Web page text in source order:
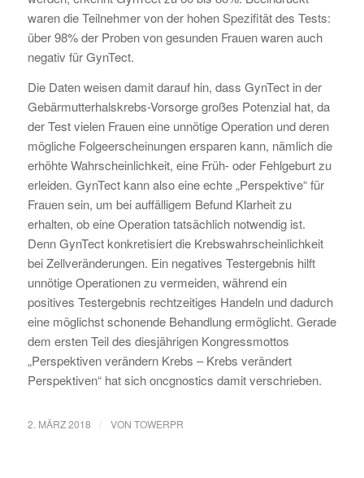
waren die Teilnehmer von der hohen Spezifität des Tests:
über 98% der Proben von gesunden Frauen waren auch
negativ für GynTect.
Die Daten weisen damit darauf hin, dass GynTect in der
Gebärmutterhalskrebs-Vorsorge großes Potenzial hat, da
der Test vielen Frauen eine unnötige Operation und deren
mögliche Folgeerscheinungen ersparen kann, nämlich die
erhöhte Wahrscheinlichkeit, eine Früh- oder Fehlgeburt zu
erleiden. GynTect kann also eine echte „Perspektive“ für
Frauen sein, um bei auffälligem Befund Klarheit zu
erhalten, ob eine Operation tatsächlich notwendig ist.
Denn GynTect konkretisiert die Krebswahrscheinlichkeit
bei Zellveränderungen. Ein negatives Testergebnis hilft
unnötige Operationen zu vermeiden, während ein
positives Testergebnis rechtzeitiges Handeln und dadurch
eine möglichst schonende Behandlung ermöglicht. Gerade
dem ersten Teil des diesjährigen Kongressmottos
„Perspektiven verändern Krebs – Krebs verändert
Perspektiven“ hat sich oncgnostics damit verschrieben.
2. MÄRZ 2018 / VON TOWERPR